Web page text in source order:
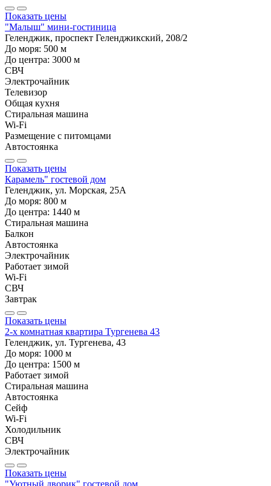
Показать цены
"Малыш" мини-гостиница
Геленджик, проспект Геленджикский, 208/2
До моря: 500 м
До центра: 3000 м
СВЧ
Электрочайник
Телевизор
Общая кухня
Стиральная машина
Wi-Fi
Размещение с питомцами
Автостоянка
Показать цены
Карамель" гостевой дом
Геленджик, ул. Морская, 25А
До моря: 800 м
До центра: 1440 м
Стиральная машина
Балкон
Автостоянка
Электрочайник
Работает зимой
Wi-Fi
СВЧ
Завтрак
Показать цены
2-х комнатная квартира Тургенева 43
Геленджик, ул. Тургенева, 43
До моря: 1000 м
До центра: 1500 м
Работает зимой
Стиральная машина
Автостоянка
Сейф
Wi-Fi
Холодильник
СВЧ
Электрочайник
Показать цены
"Уютный дворик" гостевой дом